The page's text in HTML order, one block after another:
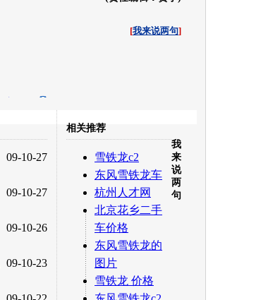
[我来说两句]
转发至： 白社会 百度i贴吧
09-10-27
09-10-27
09-10-26
09-10-23
相关推荐
雪铁龙c2
东风雪铁龙车
杭州人才网
北京花乡二手
车价格
东风雪铁龙的
图片
雪铁龙 价格
我
来
说
两
句